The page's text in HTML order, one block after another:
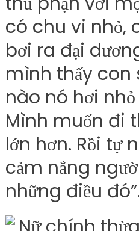
có chu vi nhỏ,
bơi ra đại
mình thấy
nào nó hơi
Mình muốn đi
lớn hơn. Rồi tự
cảm nắng
những điều